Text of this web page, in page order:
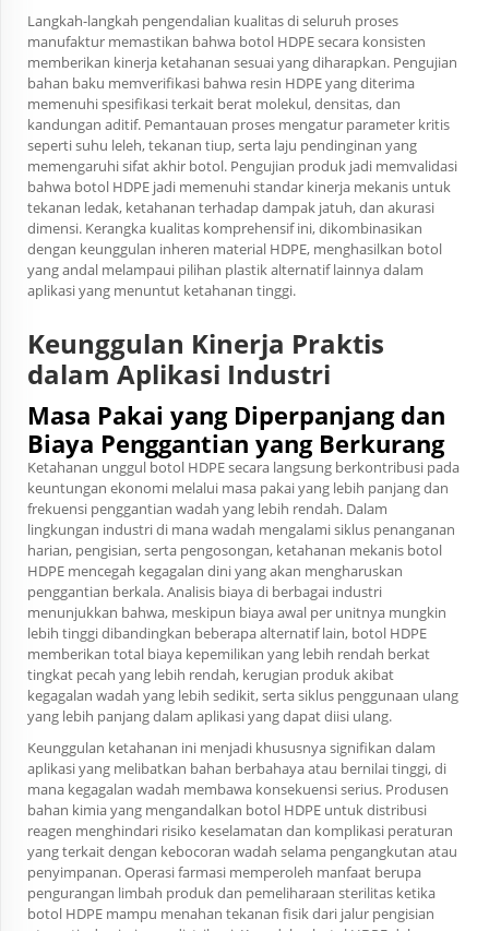
Langkah-langkah pengendalian kualitas di seluruh proses
manufaktur memastikan bahwa botol HDPE secara konsisten
memberikan kinerja ketahanan sesuai yang diharapkan. Pengujian
bahan baku memverifikasi bahwa resin HDPE yang diterima
memenuhi spesifikasi terkait berat molekul, densitas, dan
kandungan aditif. Pemantauan proses mengatur parameter kritis
seperti suhu leleh, tekanan tiup, serta laju pendinginan yang
memengaruhi sifat akhir botol. Pengujian produk jadi memvalidasi
bahwa botol HDPE jadi memenuhi standar kinerja mekanis untuk
tekanan ledak, ketahanan terhadap dampak jatuh, dan akurasi
dimensi. Kerangka kualitas komprehensif ini, dikombinasikan
dengan keunggulan inheren material HDPE, menghasilkan botol
yang andal melampaui pilihan plastik alternatif lainnya dalam
aplikasi yang menuntut ketahanan tinggi.
Keunggulan Kinerja Praktis
dalam Aplikasi Industri
Masa Pakai yang Diperpanjang dan
Biaya Penggantian yang Berkurang
Ketahanan unggul botol HDPE secara langsung berkontribusi pada
keuntungan ekonomi melalui masa pakai yang lebih panjang dan
frekuensi penggantian wadah yang lebih rendah. Dalam
lingkungan industri di mana wadah mengalami siklus penanganan
harian, pengisian, serta pengosongan, ketahanan mekanis botol
HDPE mencegah kegagalan dini yang akan mengharuskan
penggantian berkala. Analisis biaya di berbagai industri
menunjukkan bahwa, meskipun biaya awal per unitnya mungkin
lebih tinggi dibandingkan beberapa alternatif lain, botol HDPE
memberikan total biaya kepemilikan yang lebih rendah berkat
tingkat pecah yang lebih rendah, kerugian produk akibat
kegagalan wadah yang lebih sedikit, serta siklus penggunaan ulang
yang lebih panjang dalam aplikasi yang dapat diisi ulang.
Keunggulan ketahanan ini menjadi khususnya signifikan dalam
aplikasi yang melibatkan bahan berbahaya atau bernilai tinggi, di
mana kegagalan wadah membawa konsekuensi serius. Produsen
bahan kimia yang mengandalkan botol HDPE untuk distribusi
reagen menghindari risiko keselamatan dan komplikasi peraturan
yang terkait dengan kebocoran wadah selama pengangkutan atau
penyimpanan. Operasi farmasi memperoleh manfaat berupa
pengurangan limbah produk dan pemeliharaan sterilitas ketika
botol HDPE mampu menahan tekanan fisik dari jalur pengisian